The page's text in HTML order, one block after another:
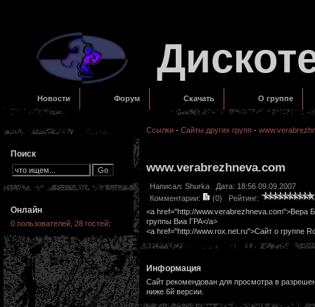
Новости Форум Скачать О группе
Поиск
Онлайн
0 пользователей, 28 гостей:
Ссылки - Сайты других групп -
www.verabrezhneva.com
Написал: Shurka Дата: 18:56 09.09.2007
Комментарии:
(0) Рейтинг:
<a href="http://www.verabrezhneva.com">Вера
группы Виа ГРА</a>
<a href="http://www.rox.net.ru">Сайт о группе
Информация
Сайт рекомендован для просмотра в
ниже 6й версии.